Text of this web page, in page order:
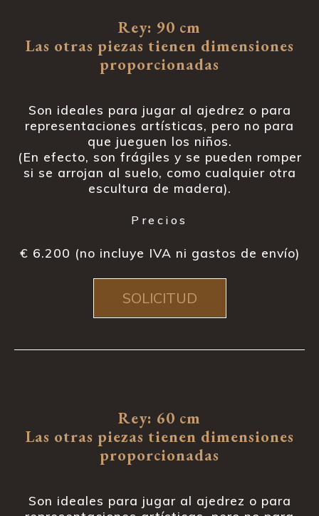
Rey: 90 cm
Las otras piezas tienen dimensiones
proporcionadas
Son ideales para jugar al ajedrez o para
representaciones artísticas, pero no para
que jueguen los niños.
(En efecto, son frágiles y se pueden romper
si se arrojan al suelo, como cualquier otra
escultura de madera).
Precios
€ 6.200 (no incluye IVA ni gastos de envío)
SOLICITUD
Rey: 60 cm
Las otras piezas tienen dimensiones
proporcionadas
Son ideales para jugar al ajedrez o para